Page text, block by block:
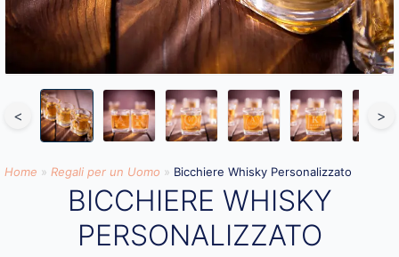
< >
Home » Regali per un Uomo » Bicchiere Whisky Personalizzato
BICCHIERE WHISKY
PERSONALIZZATO